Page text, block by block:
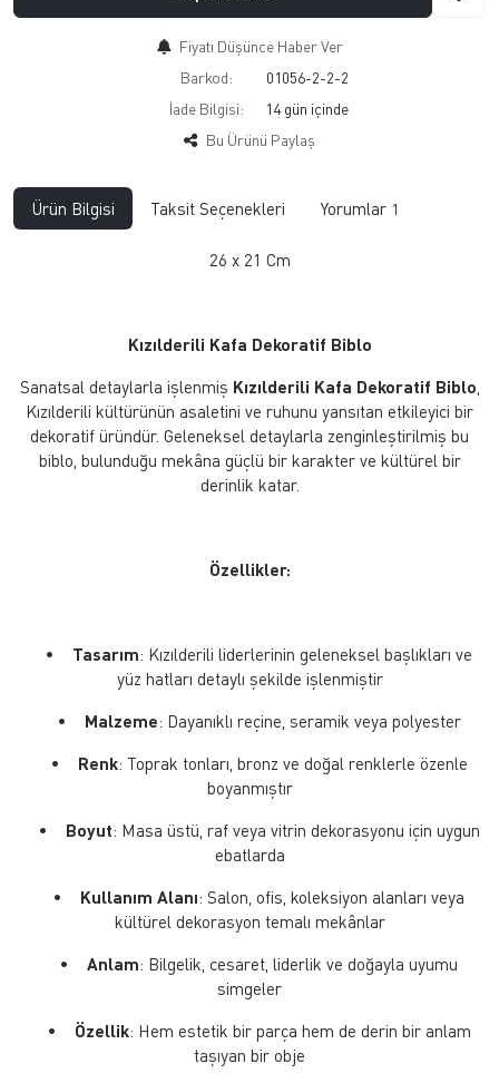
Fiyatı Düşünce Haber Ver
Barkod:
01056-2-2-2
İade Bilgisi:
Bu Ürünü Paylaş
Ürün Bilgisi Taksit Seçenekleri Yorumlar 1
26 x 21 Cm
Kızılderili Kafa Dekoratif Biblo
Sanatsal detaylarla işlenmiş Kızılderili Kafa Dekoratif Biblo
Kızılderili kültürünün asaletini ve ruhunu yansıtan etkileyici bir
dekoratif üründür. Geleneksel detaylarla zenginleştirilmiş bu
biblo, bulunduğu mekâna güçlü bir karakter ve kültürel bir
derinlik katar.
Özellikler:
• Tasarım: Kızılderili liderlerinin geleneksel başlıkları ve
yüz hatları detaylı şekilde işlenmiştir
• Malzeme: Dayanıklı reçine, seramik veya polyester
• Renk: Toprak tonları, bronz ve doğal renklerle özenle
boyanmıştır
• Boyut: Masa üstü, raf veya vitrin dekorasyonu için uygun
ebatlarda
• Kullanım Alanı: Salon, ofis, koleksiyon alanları veya
kültürel dekorasyon temalı mekânlar
• Anlam: Bilgelik, cesaret, liderlik ve doğayla uyumu
simgeler
• Özellik: Hem estetik bir parça hem de derin bir anlam
taşıyan bir obje